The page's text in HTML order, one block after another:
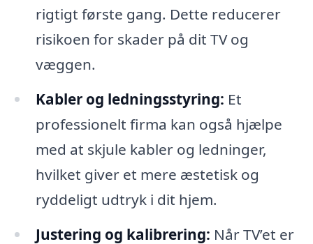
rigtigt første gang. Dette reducerer
risikoen for skader på dit TV og
væggen.
Kabler og ledningsstyring: Et
professionelt firma kan også hjælpe
med at skjule kabler og ledninger,
hvilket giver et mere æstetisk og
ryddeligt udtryk i dit hjem.
Justering og kalibrering: Når TV’et er